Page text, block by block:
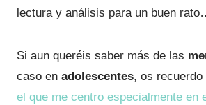
lectura y análisis para un buen
Si aun queréis saber más de las
caso en adolescentes, os recuerdo
el que me centro especialmente en